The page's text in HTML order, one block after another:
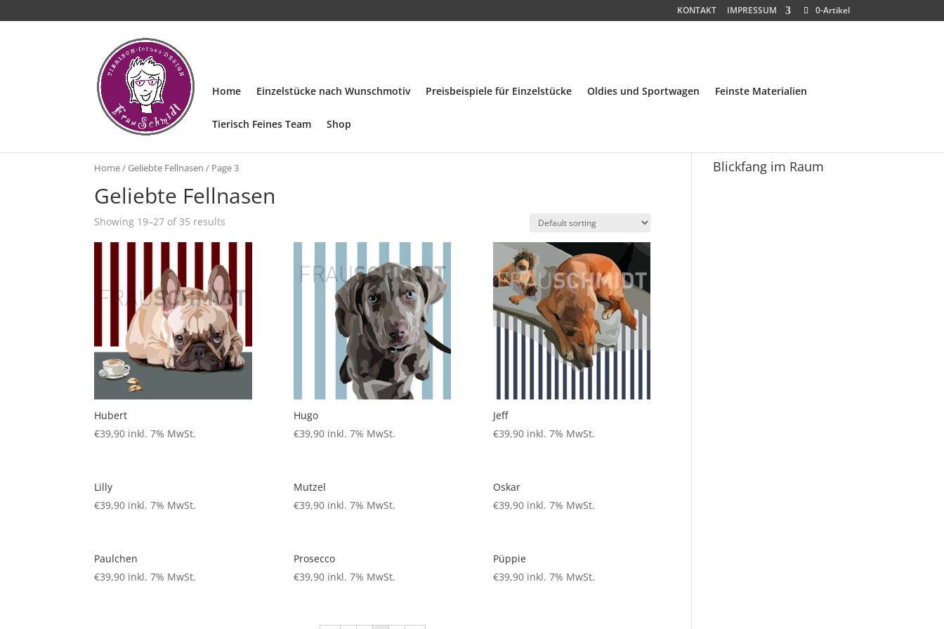
KONTAKT IMPRESSUM 0-Artikel
Home Einzelstücke nach Wunschmotiv Preisbeispiele für Einzelstücke Oldies und Sportwagen Feinste Materialien
Tierisch Feines Team Shop
Home/Geliebte Fellnasen / Page 3
Geliebte Fellnasen
Showing 19–27 of 35 results
Hubert
€39,90 inkl. 7% MwSt.
Hugo
€39,90 inkl. 7% MwSt.
Jeff
€39,90 inkl. 7% MwSt.
Lilly
€39,90 inkl. 7% MwSt.
Mutzel
€39,90 inkl. 7% MwSt.
Oskar
€39,90 inkl. 7% MwSt.
Paulchen
€39,90 inkl. 7% MwSt.
Prosecco
€39,90 inkl. 7% MwSt.
Püppie
€39,90 inkl. 7% MwSt.
Blickfang im Raum